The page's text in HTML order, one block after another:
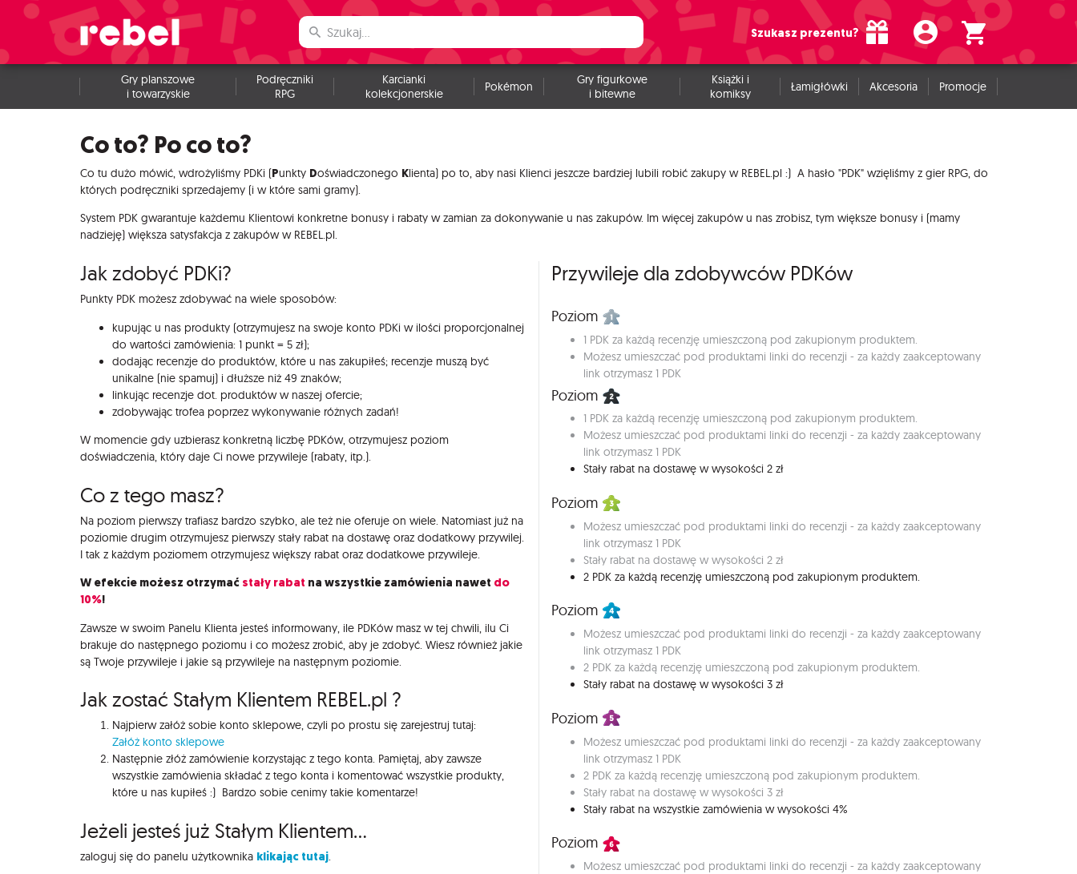
Szukasz prezentu?
Gry planszowe
i towarzyskie
Podręczniki
RPG
Karcianki
kolekcjonerskie
Pokémon
Gry figurkowe
i bitewne
Książki i
komiksy
Łamigłówki Akcesoria Promocje
Co to? Po co to?
Co tu dużo mówić, wdrożyliśmy PDKi (Punkty Doświadczonego Klienta) po to, aby nasi Klienci jeszcze bardziej lubili robić zakupy w REBEL.pl :) A hasło "PDK" wzięliśmy z gier RPG, do
których podręczniki sprzedajemy (i w które sami gramy).
System PDK gwarantuje każdemu Klientowi konkretne bonusy i rabaty w zamian za dokonywanie u nas zakupów. Im więcej zakupów u nas zrobisz, tym większe bonusy i (mamy
nadzieję) większa satysfakcja z zakupów w REBEL.pl.
Jak zdobyć PDKi?
Punkty PDK możesz zdobywać na wiele sposobów:
kupując u nas produkty (otrzymujesz na swoje konto PDKi w ilości proporcjonalnej
do wartości zamówienia: 1 punkt = 5 zł);
dodając recenzje do produktów, które u nas zakupiłeś; recenzje muszą być
unikalne (nie spamuj) i dłuższe niż 49 znaków;
linkując recenzje dot. produktów w naszej ofercie;
zdobywając trofea poprzez wykonywanie różnych zadań!
W momencie gdy uzbierasz konkretną liczbę PDKów, otrzymujesz poziom
doświadczenia, który daje Ci nowe przywileje (rabaty, itp.).
Co z tego masz?
Na poziom pierwszy trafiasz bardzo szybko, ale też nie oferuje on wiele. Natomiast już na
poziomie drugim otrzymujesz pierwszy stały rabat na dostawę oraz dodatkowy przywilej.
I tak z każdym poziomem otrzymujesz większy rabat oraz dodatkowe przywileje.
W efekcie możesz otrzymać stały rabat na wszystkie zamówienia nawet do
10%!
Zawsze w swoim Panelu Klienta jesteś informowany, ile PDKów masz w tej chwili, ilu Ci
brakuje do następnego poziomu i co możesz zrobić, aby je zdobyć. Wiesz również jakie
są Twoje przywileje i jakie są przywileje na następnym poziomie.
Jak zostać Stałym Klientem REBEL.pl ?
Najpierw załóż sobie konto sklepowe, czyli po prostu się zarejestruj tutaj:
Załóż konto sklepowe
Następnie złóż zamówienie korzystając z tego konta. Pamiętaj, aby zawsze
wszystkie zamówienia składać z tego konta i komentować wszystkie produkty,
które u nas kupiłeś :) Bardzo sobie cenimy takie komentarze!
Jeżeli jesteś już Stałym Klientem...
zaloguj się do panelu użytkownika klikając tutaj.
Przywileje dla zdobywców PDKów
Poziom
1 PDK za każdą recenzję umieszczoną pod zakupionym produktem.
Możesz umieszczać pod produktami linki do recenzji - za każdy zaakceptowany
link otrzymasz 1 PDK
Poziom
1 PDK za każdą recenzję umieszczoną pod zakupionym produktem.
Możesz umieszczać pod produktami linki do recenzji - za każdy zaakceptowany
link otrzymasz 1 PDK
Stały rabat na dostawę w wysokości 2 zł
Poziom
Możesz umieszczać pod produktami linki do recenzji - za każdy zaakceptowany
link otrzymasz 1 PDK
Stały rabat na dostawę w wysokości 2 zł
2 PDK za każdą recenzję umieszczoną pod zakupionym produktem.
Poziom
Możesz umieszczać pod produktami linki do recenzji - za każdy zaakceptowany
link otrzymasz 1 PDK
2 PDK za każdą recenzję umieszczoną pod zakupionym produktem.
Stały rabat na dostawę w wysokości 3 zł
Poziom
Możesz umieszczać pod produktami linki do recenzji - za każdy zaakceptowany
link otrzymasz 1 PDK
2 PDK za każdą recenzję umieszczoną pod zakupionym produktem.
Stały rabat na dostawę w wysokości 3 zł
Stały rabat na wszystkie zamówienia w wysokości 4%
Poziom
Możesz umieszczać pod produktami linki do recenzji - za każdy zaakceptowany